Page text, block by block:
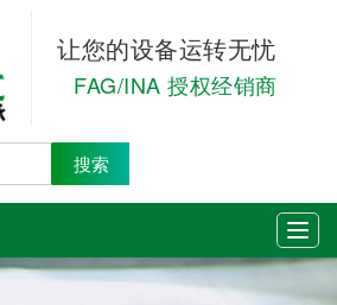
让您的设备运转无忧
FAG/INA 授权经销商
搜索